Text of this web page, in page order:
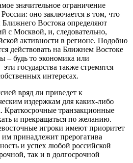
значительное ограничение
оно заключается в том, что
Ближнего Востока определяют
с Москвой, и, следовательно,
активности в регионе. Подобно
действовать на Ближнем Востоке
– будь то экономика или
государства также стремятся
интересах.
вряд ли приведет к
издержкам для каких-либо
Краткосрочные транзакционные
и прекращаться по желанию.
игроки имеют приоритет
принадлежит прерогатива
и успех любой российской
так и в долгосрочной